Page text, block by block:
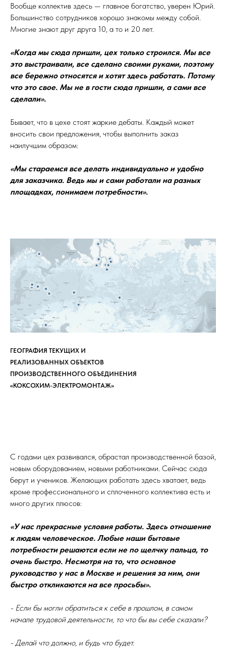
Вообще коллектив здесь — главное богатство, уверен Юрий.
Большинство сотрудников хорошо знакомы между собой.
Многие знают друг друга 10, а то и 20 лет.
«Когда мы сюда пришли, цех только строился. Мы все
это выстраивали, все сделано своими руками, поэтому
все бережно относятся и хотят здесь работать. Потому
что это свое. Мы не в гости сюда пришли, а сами все
сделали».
Бывает, что в цехе стоят жаркие дебаты. Каждый может
вносить свои предложения, чтобы выполнить заказ
наилучшим образом:
«Мы стараемся все делать индивидуально и удобно
для заказчика. Ведь мы и сами работали на разных
площадках, понимаем потребности».
ГЕОГРАФИЯ ТЕКУЩИХ И
РЕАЛИЗОВАННЫХ ОБЪЕКТОВ
ПРОИЗВОДСТВЕННОГО ОБЪЕДИНЕНИЯ
«КОКСОХИМ-ЭЛЕКТРОМОНТАЖ»
С годами цех развивался, обрастал производственной базой,
новым оборудованием, новыми работниками. Сейчас сюда
берут и учеников. Желающих работать здесь хватает, ведь
кроме профессионального и сплоченного коллектива есть и
много других плюсов:
«У нас прекрасные условия работы. Здесь отношение
к людям человеческое. Любые наши бытовые
потребности решаются если не по щелчку пальца, то
очень быстро. Несмотря на то, что основное
руководство у нас в Москве и решения за ним, они
быстро откликаются на все просьбы».
- Если бы могли обратиться к себе в прошлом, в самом
начале трудовой деятельности, то что бы вы себе сказали?
- Делай что должно, и будь что будет.